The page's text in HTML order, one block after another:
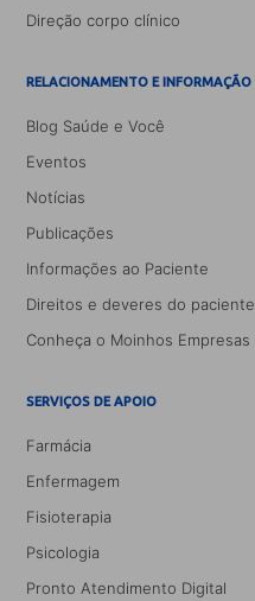
Direção corpo clínico
RELACIONAMENTO E INFORMAÇÃO
Blog Saúde e Você
Eventos
Notícias
Publicações
Informações ao Paciente
Direitos e deveres do paciente
Conheça o Moinhos Empresas
SERVIÇOS DE APOIO
Farmácia
Enfermagem
Fisioterapia
Psicologia
Pronto Atendimento Digital